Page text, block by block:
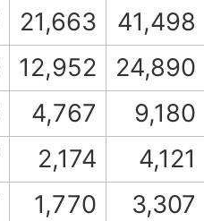
21,663
41,498
12,952
24,890
4,767
9,180
2,174
4,121
1,770 3,307